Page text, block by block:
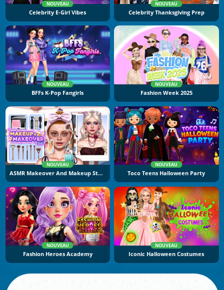
NOUVEAU
Celebrity E-Girl Vibes
NOUVEAU
Celebrity Thanksgiving Prep
NOUVEAU
BFFs K-Pop Fangirls
NOUVEAU
Fashion Week 2025
NOUVEAU
ASMR Makeover And Makeup Studio
NOUVEAU
Toco Teens Halloween Party
NOUVEAU
Fashion Heroes Academy
NOUVEAU
Iconic Halloween Costumes